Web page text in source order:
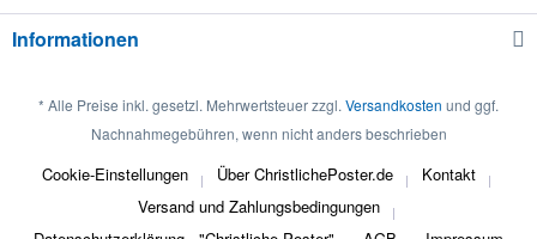
Informationen
* Alle Preise inkl. gesetzl. Mehrwertsteuer zzgl. Versandkosten und ggf.
Nachnahmegebühren, wenn nicht anders beschrieben
Cookie-Einstellungen Über ChristlichePoster.de
Kontakt
Versand und Zahlungsbedingungen